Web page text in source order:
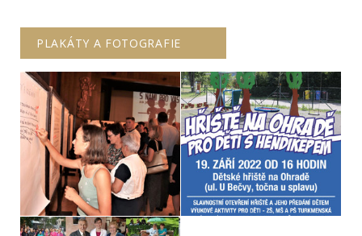
PLAKÁTY A FOTOGRAFIE